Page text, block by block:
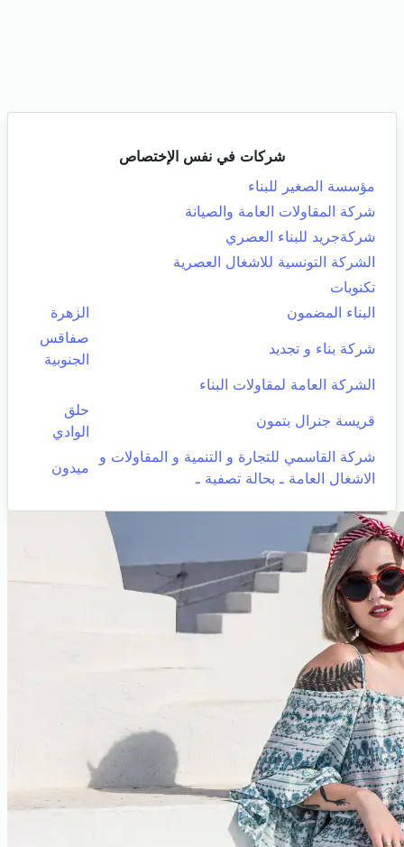
شركات في نفس الإختصاص
مؤسسة الصغير للبناء
شركة المقاولات العامة والصيانة
شركةجريد للبناء العصري
الشركة التونسية للاشغال العصرية
تكنوبات
البناء المضمون
الزهرة
شركة بناء و تجديد
صفاقس
الجنوبية
الشركة العامة لمقاولات البناء
قريسة جنرال بتمون
حلق
الوادي
شركة القاسمي للتجارة و التنمية و المقاولات و
الاشغال العامة ـ بحالة تصفية ـ
ميدون